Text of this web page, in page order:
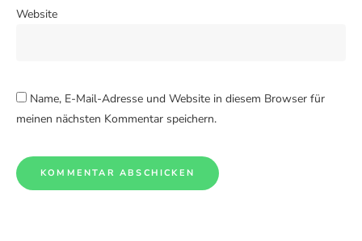
Website
Name, E-Mail-Adresse und Website in diesem Browser für
meinen nächsten Kommentar speichern.